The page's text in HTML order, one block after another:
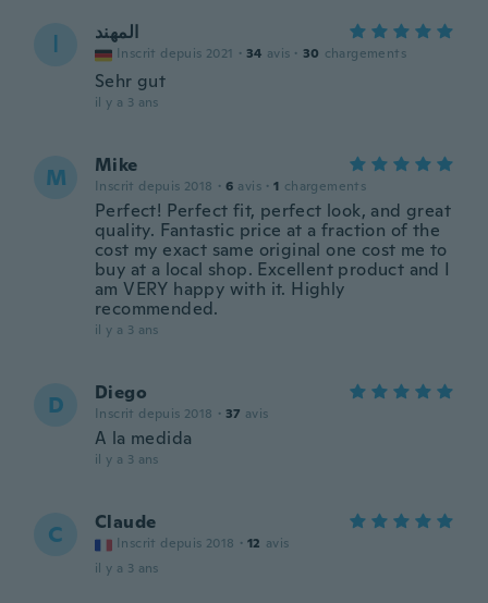
ا المهند
Inscrit depuis 2021 · 34 avis · 30 chargements
Sehr gut
il y a 3 ans
M Mike
Inscrit depuis 2018 · 6 avis · 1 chargements
Perfect! Perfect fit, perfect look, and great
quality. Fantastic price at a fraction of the
cost my exact same original one cost me to
buy at a local shop. Excellent product and I
am VERY happy with it. Highly
recommended.
il y a 3 ans
D Diego
Inscrit depuis 2018 · 37 avis
A la medida
il y a 3 ans
C Claude
Inscrit depuis 2018 · 12 avis
il y a 3 ans